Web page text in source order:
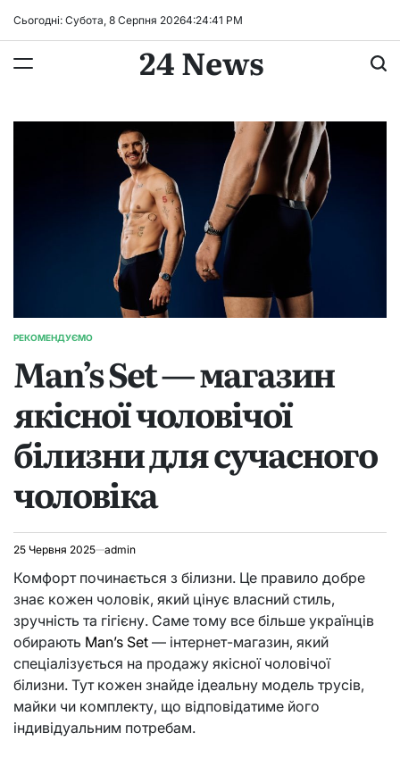
Сьогодні: Субота, 8 Серпня 20264:24:42 PM
24 News
ОПУБЛІКУВАТИ
РЕКОМЕНДУЄМО
Man’s Set — магазин
якісної чоловічої
білизни для сучасного
чоловіка
25 Червня 2025 admin
Комфорт починається з білизни. Це правило добре
знає кожен чоловік, який цінує власний стиль,
зручність та гігієну. Саме тому все більше українців
обирають Man’s Set — інтернет-магазин, який
спеціалізується на продажу якісної чоловічої
білизни. Тут кожен знайде ідеальну модель трусів,
майки чи комплекту, що відповідатиме його
індивідуальним потребам.